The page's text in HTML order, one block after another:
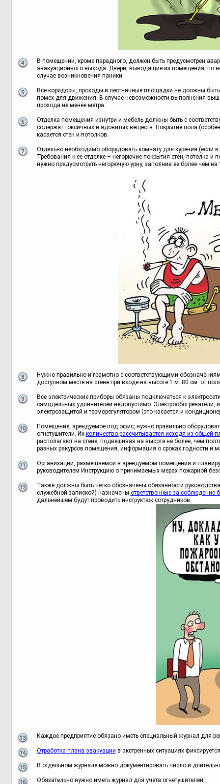
В помещении, кроме парадного, должен быть предусмотрен
эвакуационного выхода. Двери, выводящие из помещения, по
случае возникновения паники.
Все коридоры, проходы и лестничные площадки не должны
помех для движения. В случае невозможности выполнения
прохода не менее метра.
Отделка помещения изнутри и мебель должны быть с
содержат токсичных и ядовитых веществ. Покрытие пола
касается стен и потолков.
Отдельно необходимо оборудовать комнату для курения (если
Требования к ее отделке – негорючие покрытия стен, потолка
нужно предусмотреть негорючую урну, заполнив ее более чем
Нужно правильно и грамотно с соответствующими
доступном месте на стене при входе на высоте 1 м. 80 см. от
Все электрические приборы обязаны подключаться к
самодельных удлинителей недопустимо.
электрозащитой и терморегулятором (это касается и
Помещение, арендуемое под офис, нужно правильно
огнетушители. Их количество рассчитывается исходя из
располагают на стене, подвешивая на высоте не более, чем
разных ракурсов помещения, информация о сроках годности
Организации, размещаемой в арендуемом помещении и
руководителем Инструкцию о принимаемых мерах пожарной
Также должны быть четко обозначены обязанности
служебной запиской) назначены ответственные за соблюдение
дальнейшем будут проводить инструктаж сотрудников.
Каждое предприятие обязано иметь специальный журнал для
Отработка плана эвакуации в экстренных ситуациях
В отдельном журнале можно документировать число и
Обязательно нужно иметь журнал для учета огнетушителей.